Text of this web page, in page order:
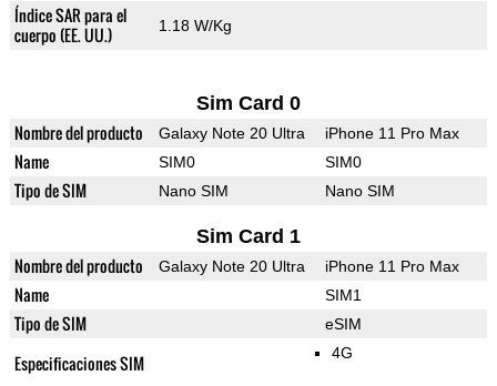
Índice SAR para el
cuerpo (EE. UU.)
1.18 W/Kg
Sim Card 0
Nombre del producto Galaxy Note 20 Ultra iPhone 11 Pro Max
Name SIM0 SIM0
Tipo de SIM Nano SIM Nano SIM
Sim Card 1
Nombre del producto Galaxy Note 20 Ultra iPhone 11 Pro Max
Name SIM1
Tipo de SIM eSIM
Especificaciones SIM 4G